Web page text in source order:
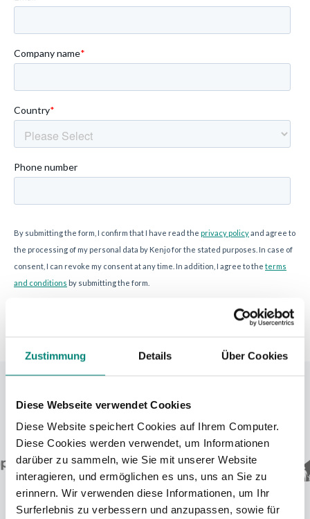
Zustimmung Details Über Cookies
Diese Webseite verwendet Cookies
Diese Website speichert Cookies auf Ihrem Computer.
Diese Cookies werden verwendet, um Informationen
darüber zu sammeln, wie Sie mit unserer Website
interagieren, und ermöglichen es uns, uns an Sie zu
erinnern. Wir verwenden diese Informationen, um Ihr
Surferlebnis zu verbessern und anzupassen, sowie für
Ya confían en Kenjo